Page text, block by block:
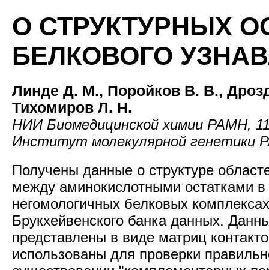
О СТРУКТУРНЫХ
БЕЛКОВОГО
Линде Д. М., Поройков В. В.,
Тихомиров Л. Н.
НИИ Биомедицинской химии РАМН,
Институт молекулярной генетики
Получены данные о структуре
между аминокислотными остатками в
негомологичных белковых
Брукхейвенского банка данных.
представлены в виде матриц
использованы для проверки